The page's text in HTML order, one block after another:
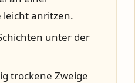
leicht anritzen.
unter der
trockene Zweige